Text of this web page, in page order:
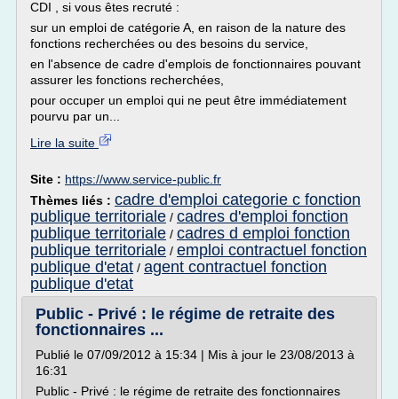
CDI , si vous êtes recruté :
sur un emploi de catégorie A, en raison de la nature des
fonctions recherchées ou des besoins du service,
en l'absence de cadre d'emplois de fonctionnaires pouvant
assurer les fonctions recherchées,
pour occuper un emploi qui ne peut être immédiatement
pourvu par un...
Lire la suite
Site : https://www.service-public.fr
Thèmes liés : cadre d'emploi categorie c fonction
publique territoriale / cadres d'emploi fonction
publique territoriale / cadres d emploi fonction
publique territoriale / emploi contractuel fonction
publique d'etat / agent contractuel fonction
publique d'etat
Public - Privé : le régime de retraite des
fonctionnaires ...
Publié le 07/09/2012 à 15:34 | Mis à jour le 23/08/2013 à
16:31
Public - Privé : le régime de retraite des fonctionnaires